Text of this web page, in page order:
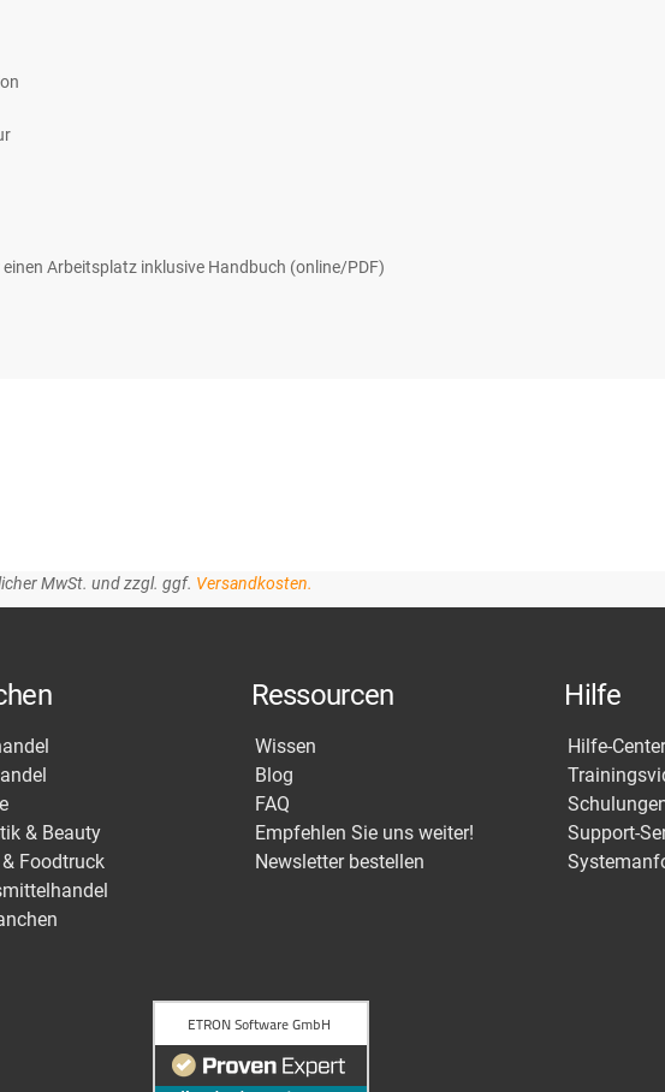
Arbeitsplatz inklusive Handbuch (online/PDF)
MwSt. und zzgl. ggf. Versandkosten.
& Beauty
Foodtruck
Ressourcen
Wissen
Blog
FAQ
Empfehlen Sie uns weiter!
Newsletter bestellen
Hilfe
Hilfe-
Support-